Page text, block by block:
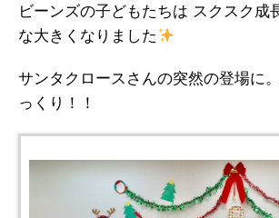
ビーンズの子どもたちは スクスク成
な大きくなりました
サンタクロースさんの突然の登場に
っくり！！